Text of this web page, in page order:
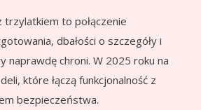
trzylatkiem to połączenie
dbałości o szczegóły i
naprawdę chroni. W 2025 roku na
które łączą funkcjonalność z
bezpieczeństwa.